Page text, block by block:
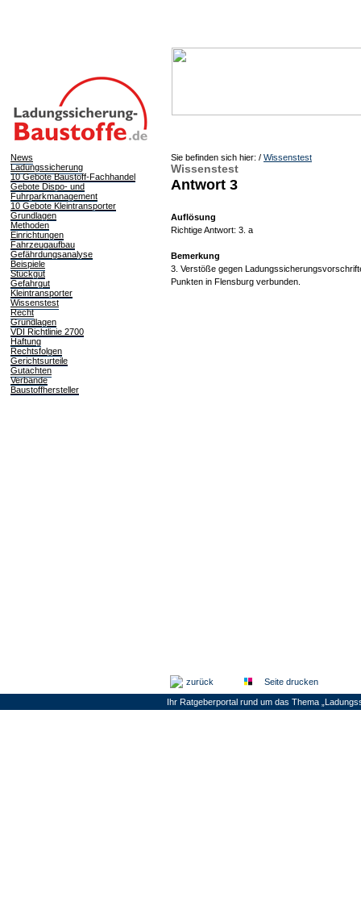
News
Ladungssicherung
10 Gebote Baustoff-Fachhandel
Gebote Dispo- und
Fuhrparkmanagement
10 Gebote Kleintransporter
Grundlagen
Methoden
Einrichtungen
Fahrzeugaufbau
Gefährdungsanalyse
Beispiele
Stückgut
Gefahrgut
Kleintransporter
Wissenstest
Recht
Grundlagen
VDI Richtlinie 2700
Haftung
Rechtsfolgen
Gerichtsurteile
Gutachten
Verbände
Baustoffhersteller
Sie befinden sich hier: / Wissenstest
Wissenstest
Antwort 3
Auflösung
Richtige Antwort: 3. a
Bemerkung
3. Verstöße gegen
Punkten in Flensburg verbunden.
zurück Seite drucken
Ihr Ratgeberportal rund um das Thema